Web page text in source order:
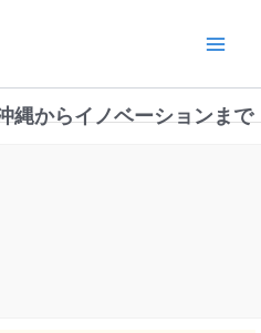
縄からイノベーションまで